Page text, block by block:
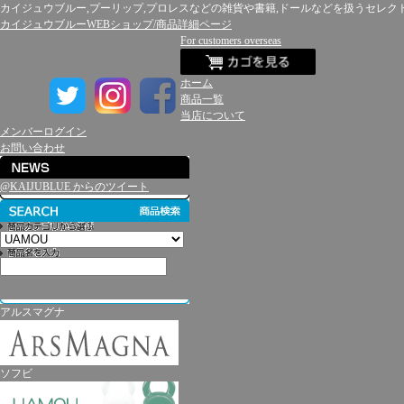
カイジュウブルー,プーリップ,プロレスなどの雑貨や書籍,ドールなどを扱うセレク
カイジュウブルーWEBショップ/商品詳細ページ
For customers overseas
ホーム
商品一覧
当店について
メンバーログイン
お問い合わせ
@KAIJUBLUE からのツイート
アルスマグナ
ソフビ